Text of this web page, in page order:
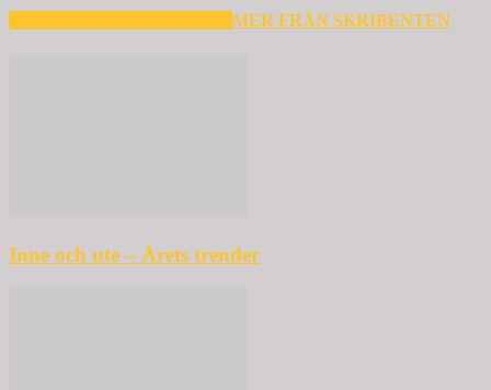
MER FRÅN SKRIBENTEN
Inne och ute – Årets trender